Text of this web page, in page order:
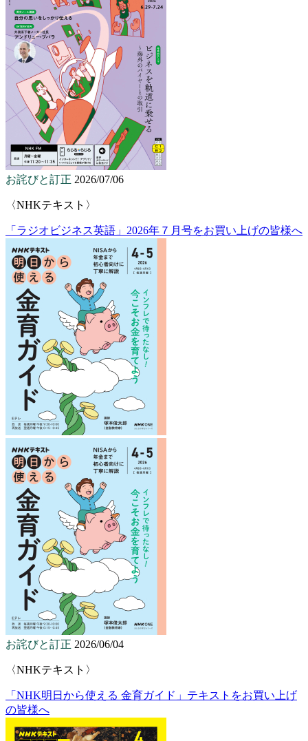
お詫びと訂正 2026/07/06
〈NHKテキスト〉
「ラジオビジネス英語」2026年７月号をお買い上げの皆様へ
お詫びと訂正 2026/06/04
〈NHKテキスト〉
「NHK明日から使える 金育ガイド」テキストをお買い上げ
の皆様へ